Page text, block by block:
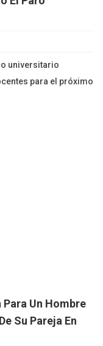
universitario
para el próximo
Para Un Hombre
Su Pareja En